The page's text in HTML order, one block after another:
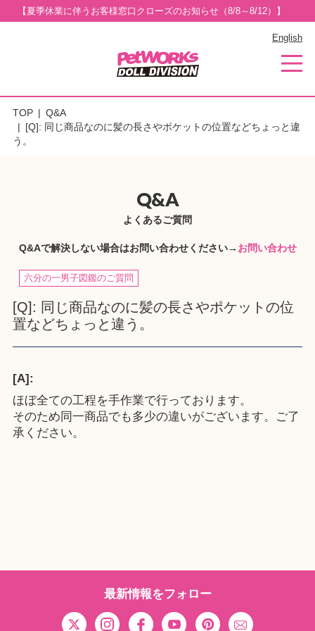
【夏季休業に伴うお客様窓口クローズのお知らせ（8/8～8/12）】
English
TOP
Q&A
[Q]: 同じ商品なのに髪の長さやポケットの位置などちょっと違
う。
Q&A
よくあるご質問
Q&Aで解決しない場合はお問い合わせください→ お問い合わせ
六分の一男子図鑑のご質問
[Q]: 同じ商品なのに髪の長さやポケットの位
置などちょっと違う。
[A]:
ほぼ全ての工程を手作業で行っております。
そのため同一商品でも多少の違いがございます。ご了
承ください。
最新情報をフォロー